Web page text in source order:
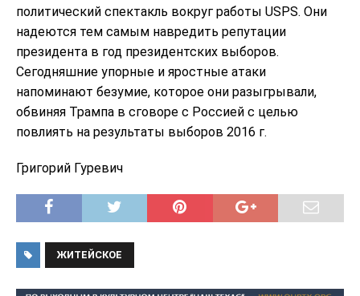
политический спектакль вокруг работы USPS. Они
надеются тем самым навредить репутации
президента в год президентских выборов.
Сегодняшние упорные и яростные атаки
напоминают безумие, которое они разыгрывали,
обвиняя Трампа в сговоре с Россией с целью
повлиять на результаты выборов 2016 г.
Григорий Гуревич
ЖИТЕЙСКОЕ